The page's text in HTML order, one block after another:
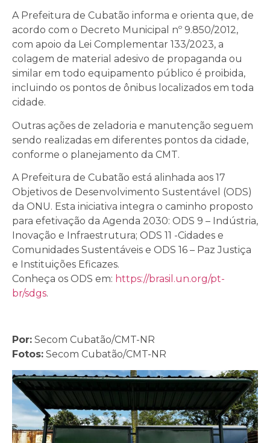
A Prefeitura de Cubatão informa e orienta que, de
acordo com o Decreto Municipal nº 9.850/2012,
com apoio da Lei Complementar 133/2023, a
colagem de material adesivo de propaganda ou
similar em todo equipamento público é proibida,
incluindo os pontos de ônibus localizados em toda
cidade.
Outras ações de zeladoria e manutenção seguem
sendo realizadas em diferentes pontos da cidade,
conforme o planejamento da CMT.
A Prefeitura de Cubatão está alinhada aos 17
Objetivos de Desenvolvimento Sustentável (ODS)
da ONU. Esta iniciativa integra o caminho proposto
para efetivação da Agenda 2030: ODS 9 – Indústria,
Inovação e Infraestrutura; ODS 11 -Cidades e
Comunidades Sustentáveis e ODS 16 – Paz Justiça
e Instituições Eficazes.
Conheça os ODS em: https://brasil.un.org/pt-
br/sdgs.
Por: Secom Cubatão/CMT-NR
Fotos: Secom Cubatão/CMT-NR